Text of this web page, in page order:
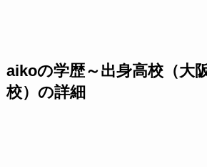
aikoの学歴～出身高校（大
校）の詳細